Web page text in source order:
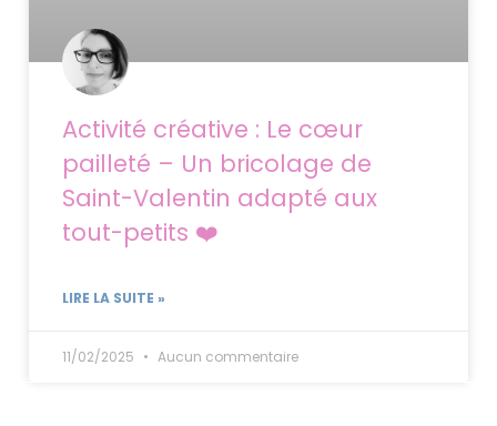
Activité créative : Le cœur
pailleté – Un bricolage de
Saint-Valentin adapté aux
tout-petits ❤️
LIRE LA SUITE »
11/02/2025 Aucun commentaire